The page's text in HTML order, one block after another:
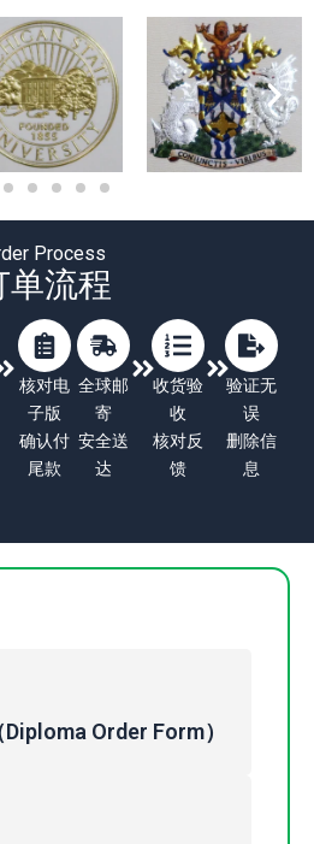
Process
单流程
核对电
子版
确认付
尾款
全球邮
寄
安全送
达
收货验
收
核对反
馈
验证无
误
删除信
息
Order Form）